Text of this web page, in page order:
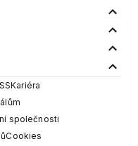
Kariéra
společnosti
Cookies